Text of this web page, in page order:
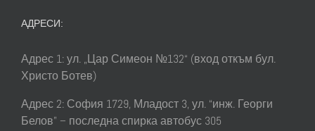
АДРЕСИ:
Адрес 1: ул. „Цар Симеон №132“ (вход откъм бул.
Христо Ботев)
Адрес 2: София 1729, Младост 3, ул. “инж. Георги
Белов” – последна спирка автобус 305